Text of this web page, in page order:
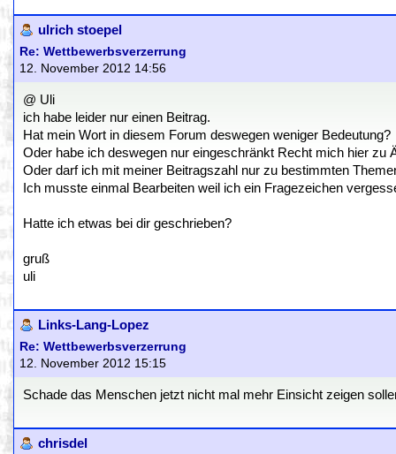
ulrich stoepel
Re: Wettbewerbsverzerrung
12. November 2012 14:56
@ Uli
ich habe leider nur einen Beitrag.
Hat mein Wort in diesem Forum deswegen weniger Bedeutung?
Oder habe ich deswegen nur eingeschränkt Recht mich hier zu
Oder darf ich mit meiner Beitragszahl nur zu bestimmten
Ich musste einmal Bearbeiten weil ich ein Fragezeichen
Hatte ich etwas bei dir geschrieben?
gruß
uli
Links-Lang-Lopez
Re: Wettbewerbsverzerrung
12. November 2012 15:15
Schade das Menschen jetzt nicht mal mehr Einsicht zeigen
chrisdel